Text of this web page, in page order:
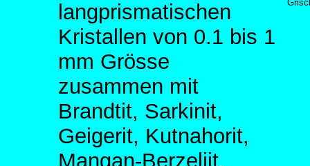
langprismatischen
Kristallen von 0.1 bis 1
mm Grösse
zusammen mit
Brandtit, Sarkinit,
Geigerit, Kutnahorit,
Mangan-Berzeliit,